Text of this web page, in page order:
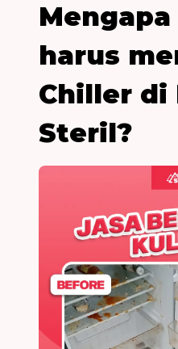
harus
Chiller di
Steril?